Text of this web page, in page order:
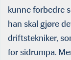
kunne forbedre
han skal gjøre
driftstekniker,
for sidrumpa.